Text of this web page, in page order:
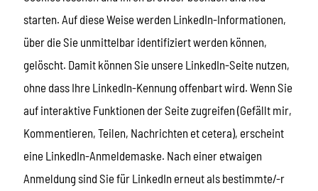
starten. Auf diese Weise werden LinkedIn-Informationen,
über die Sie unmittelbar identifiziert werden können,
gelöscht. Damit können Sie unsere LinkedIn-Seite nutzen,
ohne dass Ihre LinkedIn-Kennung offenbart wird. Wenn Sie
auf interaktive Funktionen der Seite zugreifen (Gefällt mir,
Kommentieren, Teilen, Nachrichten et cetera), erscheint
eine LinkedIn-Anmeldemaske. Nach einer etwaigen
Anmeldung sind Sie für LinkedIn erneut als bestimmte/-r